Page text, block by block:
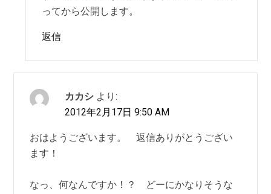
ってから公開します。
返信
カカシ より:
2012年2月17日 9:50 AM
おはようございます。 返信ありがとうござい
ます！
なっ、何なんですか！？ どーにかなりそうな